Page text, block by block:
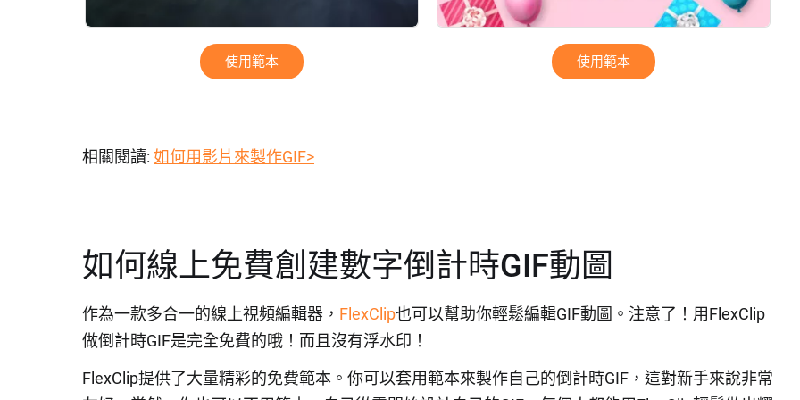
使用範本 使用範本
相關閱讀: 如何用影片來製作GIF>
如何線上免費創建數字倒計時GIF動圖
作為一款多合一的線上視頻編輯器， FlexClip也可以幫助你輕鬆編輯GIF動圖。注意了！用FlexClip
做倒計時GIF是完全免費的哦！而且沒有浮水印！
FlexClip提供了大量精彩的免費範本。你可以套用範本來製作自己的倒計時GIF，這對新手來說非常